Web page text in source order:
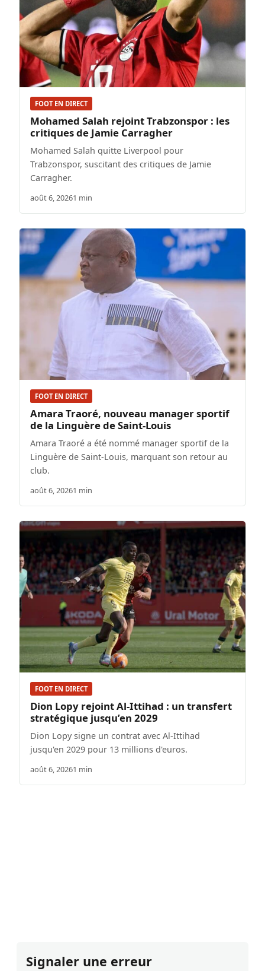
FOOT EN DIRECT
Mohamed Salah rejoint Trabzonspor : les
critiques de Jamie Carragher
Mohamed Salah quitte Liverpool pour
Trabzonspor, suscitant des critiques de Jamie
Carragher.
août 6, 20261 min
FOOT EN DIRECT
Amara Traoré, nouveau manager sportif
de la Linguère de Saint-Louis
Amara Traoré a été nommé manager sportif de la
Linguère de Saint-Louis, marquant son retour au
club.
août 6, 20261 min
FOOT EN DIRECT
Dion Lopy rejoint Al-Ittihad : un transfert
stratégique jusqu’en 2029
Dion Lopy signe un contrat avec Al-Ittihad
jusqu'en 2029 pour 13 millions d'euros.
août 6, 20261 min
Signaler une erreur